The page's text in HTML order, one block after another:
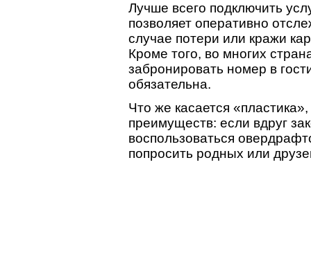
Лучше всего подключить
позволяет оперативно
случае потери или кражи
Кроме того, во многих
забронировать номер в
обязательна.
Что же касается
преимуществ: если вдруг
воспользоваться
попросить родных или